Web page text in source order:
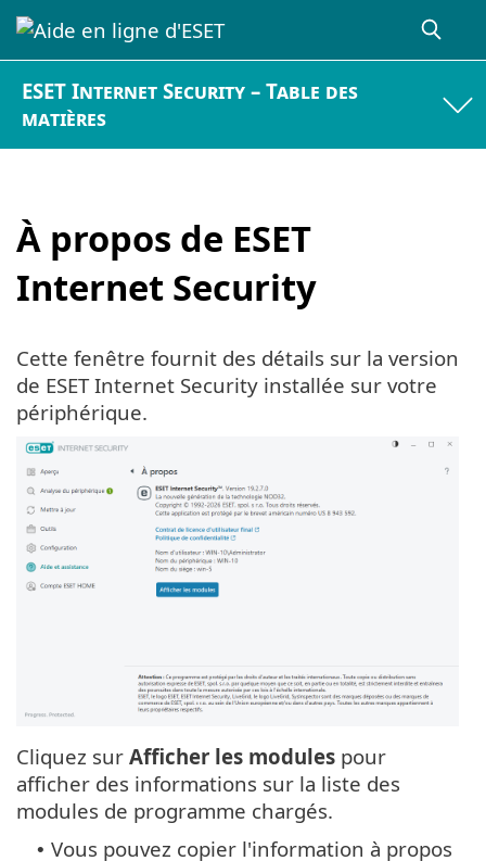
ESET Internet Security – Table des
matières
À propos de ESET
Internet Security
Cette fenêtre fournit des détails sur la version
de ESET Internet Security installée sur votre
périphérique.
Cliquez sur Afficher les modules pour
afficher des informations sur la liste des
modules de programme chargés.
• Vous pouvez copier l'information à propos